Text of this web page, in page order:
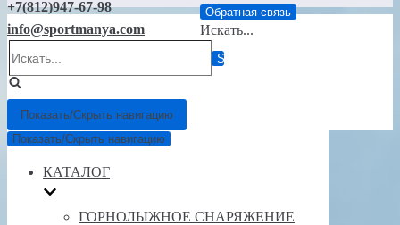
+7(812)947-67-98
info@sportmanya.com
Обратная связь
Искать...
Показать/Скрыть навигацию
Показать/Скрыть навигацию
КАТАЛОГ
ГОРНОЛЫЖНОЕ СНАРЯЖЕНИЕ